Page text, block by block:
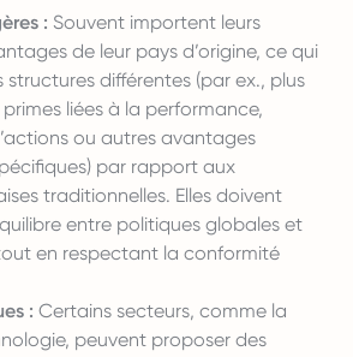
: Souvent importent leurs
de leur pays d’origine, ce qui
différentes (par ex., plus
primes liées à la performance,
ou autres avantages
par rapport aux
traditionnelles. Elles doivent
entre politiques globales et
en respectant la conformité
: Certains secteurs, comme la
peuvent proposer des